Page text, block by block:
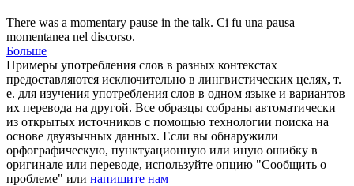
There was a momentary pause in the talk. Ci fu una pausa
momentanea nel discorso.
Больше
Примеры употребления слов в разных контекстах
предоставляются исключительно в лингвистических целях, т.
е. для изучения употребления слов в одном языке и вариантов
их перевода на другой. Все образцы собраны автоматически
из открытых источников с помощью технологии поиска на
основе двуязычных данных. Если вы обнаружили
орфографическую, пунктуационную или иную ошибку в
оригинале или переводе, используйте опцию "Сообщить о
проблеме" или напишите нам